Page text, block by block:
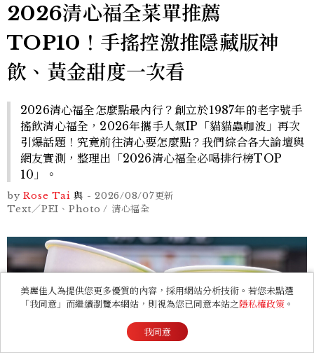
2026清心福全菜單推薦
TOP10！手搖控激推隱藏版神
飲、黃金甜度一次看
2026清心福全怎麼點最內行？創立於1987年的老字號手
搖飲清心福全，2026年攜手人氣IP「貓貓蟲咖波」再次
引爆話題！究竟前往清心要怎麼點？我們綜合各大論壇與
網友實測，整理出「2026清心福全必喝排行榜TOP
10」。
by Rose Tai 與 - 2026/08/07更新
Text／PEI、Photo / 清心福全
美麗佳人為提供您更多優質的內容，採用網站分析技術。若您未點選
「我同意」而繼續瀏覽本網站，則視為您已同意本站之隱私權政策 。
我同意